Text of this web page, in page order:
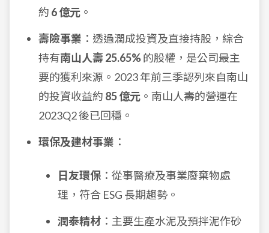
約 6 億元 。
壽險事業 ：透過潤成投資及直接持股，綜合
持有南山人壽 25.65%的股權，是公司最主
要的獲利來源。2023 年前三季認列來自南山
的投資收益約 85 億元 。南山人壽的營運在
2023Q2 後已回穩。
環保及建材事業 ：
日友環保 ：從事醫療及事業廢棄物處
理，符合 ESG 長期趨勢。
潤泰精材 ：主要生產水泥及預拌泥作砂